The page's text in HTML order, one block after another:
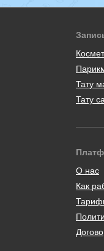
Тату
Тату
О нас
Как